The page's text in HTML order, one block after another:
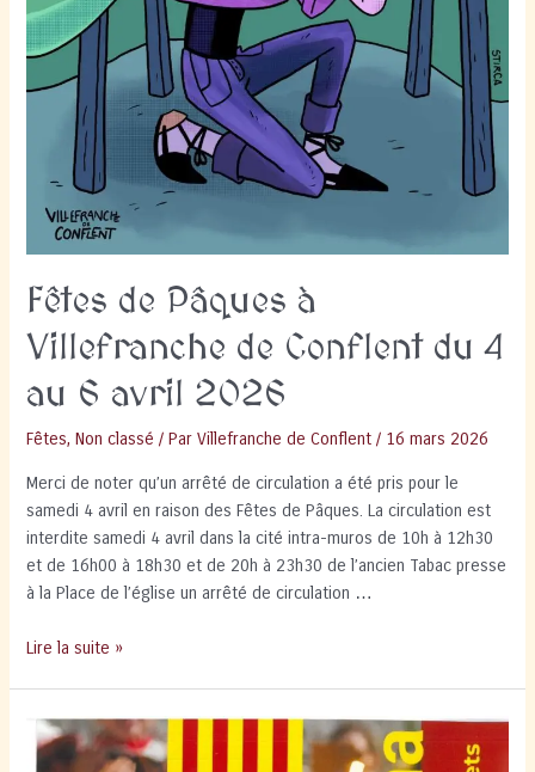
Fêtes de Pâques à
Villefranche de Conflent du 4
au 6 avril 2026
Fêtes,Non classé / ParVillefranche de Conflent / 16 mars 2026
Merci de noter qu’un arrêté de circulation a été pris pour le
samedi 4 avril en raison des Fêtes de Pâques. La circulation est
interdite samedi 4 avril dans la cité intra-muros de 10h à 12h30
et de 16h00 à 18h30 et de 20h à 23h30 de l’ancien Tabac presse
à la Place de l’église un arrêté de circulation …
Fêtes
Villefranche
Lire la suite »